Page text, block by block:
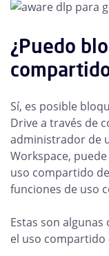
¿Puedo
Sí, es posible
Drive a través de
administrador de
Workspace,
uso compartido
funciones de uso
Estas son
el uso compartido